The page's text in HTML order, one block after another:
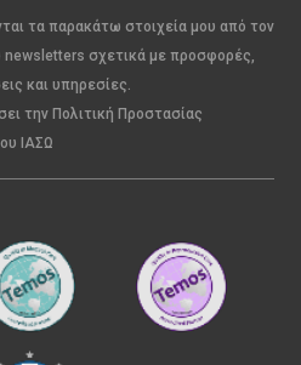
τα παρακάτω στοιχεία μου από τον
newsletters σχετικά με προσφορές,
και υπηρεσίες.
την Πολιτική Προστασίας
ΙΑΣΩ